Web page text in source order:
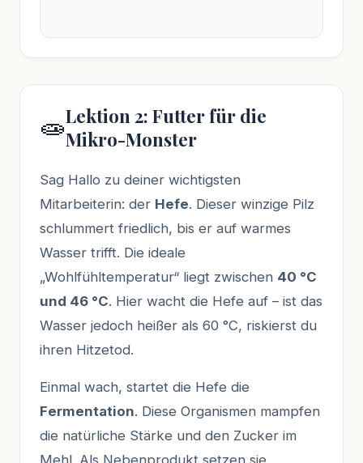
🧫Lektion 2: Futter für die
Mikro-Monster
Sag Hallo zu deiner wichtigsten
Mitarbeiterin: der Hefe. Dieser winzige Pilz
schlummert friedlich, bis er auf warmes
Wasser trifft. Die ideale
„Wohlfühltemperatur“ liegt zwischen 40 °C
und 46 °C. Hier wacht die Hefe auf – ist das
Wasser jedoch heißer als 60 °C, riskierst du
ihren Hitzetod.
Einmal wach, startet die Hefe die
Fermentation. Diese Organismen mampfen
die natürliche Stärke und den Zucker im
Mehl. Als Nebenprodukt setzen sie